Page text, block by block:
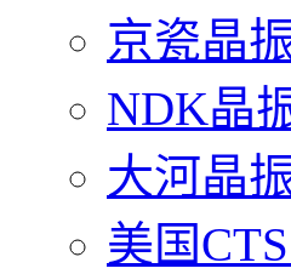
京瓷晶
NDK晶
大河晶
美国